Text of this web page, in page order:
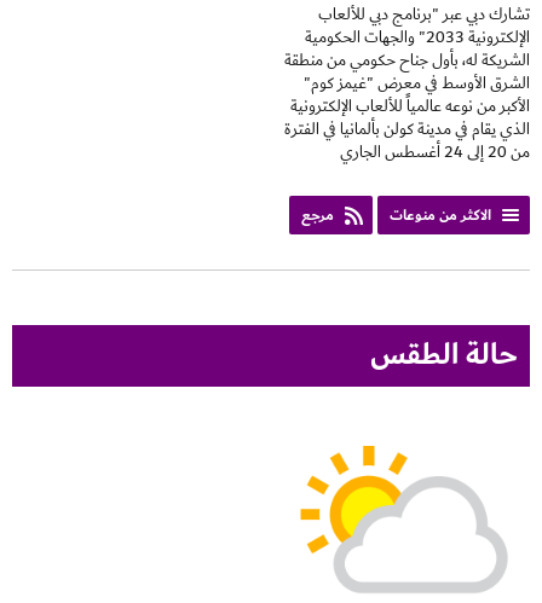
تشارك دبي عبر "برنامج دبي للألعاب
الإلكترونية 2033" والجهات الحكومية
الشريكة له، بأول جناح حكومي من منطقة
الشرق الأوسط في معرض "غيمز كوم"
الأكبر من نوعه عالمياً للألعاب الإلكترونية
الذي يقام في مدينة كولن بألمانيا في الفترة
من 20 إلى 24 أغسطس الجاري
الاكثر من منوعات مرجع
حالة الطقس